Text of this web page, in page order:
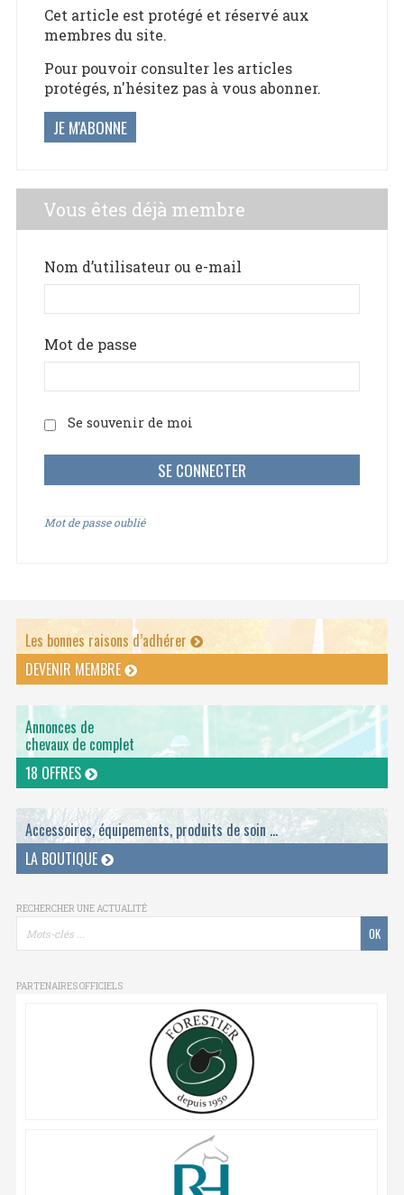
Cet article est protégé et réservé aux
membres du site.
Pour pouvoir consulter les articles
protégés, n'hésitez pas à vous abonner.
JE M'ABONNE
Vous êtes déjà membre
Nom d’utilisateur ou e-mail
Mot de passe
Se souvenir de moi
Mot de passe oublié
Les bonnes raisons d’adhérer
DEVENIR MEMBRE
Annonces de
chevaux de complet
18 OFFRES
Accessoires, équipements, produits de soin ...
LA BOUTIQUE
RECHERCHER UNE ACTUALITÉ
PARTENAIRES OFFICIELS